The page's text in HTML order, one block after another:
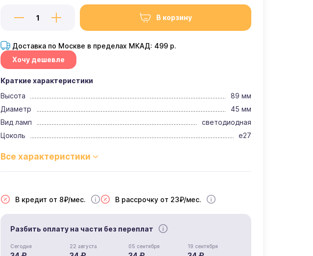
В корзину
Доставка по Москве в пределах МКАД: 499 р.
Хочу дешевле
Краткие характеристики
Высота
89 мм
Диаметр
45 мм
Вид ламп
светодиодная
Цоколь
e27
В кредит от 8₽/мес. В рассрочку от 23₽/мес.
Разбить оплату на части без переплат
Сегодня 22 августа 05 сентября 19 сентября